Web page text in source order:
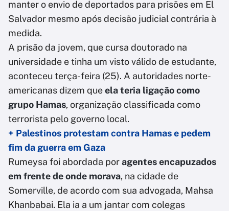
manter o envio de deportados para prisões em El
Salvador mesmo após decisão judicial contrária à
medida.
A prisão da jovem, que cursa doutorado na
universidade e tinha um visto válido de estudante,
aconteceu terça-feira (25). A autoridades norte-
americanas dizem queela teria ligação como
grupo Hamas, organização classificada como
terrorista pelo governo local.
+ Palestinos protestam contra Hamas e pedem
fim da guerra em Gaza
Rumeysa foi abordada poragentes encapuzados
em frente de onde morava, na cidade de
Somerville, de acordo com sua advogada, Mahsa
Khanbabai. Ela ia a um jantar com colegas